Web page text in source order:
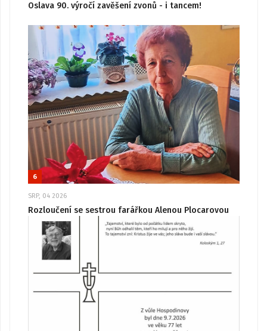
Oslava 90. výročí zavěšení zvonů - i tancem!
6
SRP, 04 2026
Rozloučení se sestrou farářkou Alenou Plocarovou